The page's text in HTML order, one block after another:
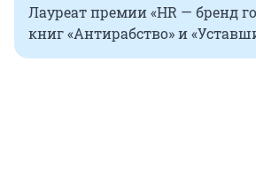
Лауреат премии «HR — бренд
книг «Антирабство» и